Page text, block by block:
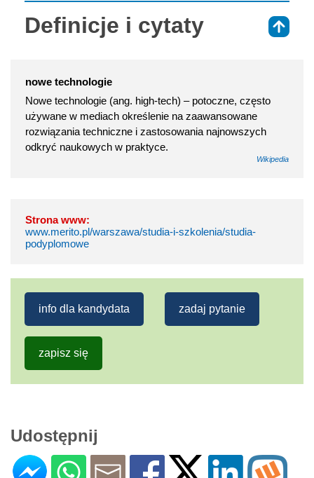
Definicje i cytaty
nowe technologie
Nowe technologie (ang. high-tech) – potoczne, często
używane w mediach określenie na zaawansowane
rozwiązania techniczne i zastosowania najnowszych
odkryć naukowych w praktyce.
Wikipedia
Strona www:
www.merito.pl/warszawa/studia-i-szkolenia/studia-
podyplomowe
info dla kandydata zadaj pytanie
zapisz się
Udostępnij